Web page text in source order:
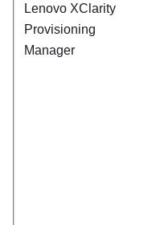
Lenovo XClarity
Provisioning
Manager